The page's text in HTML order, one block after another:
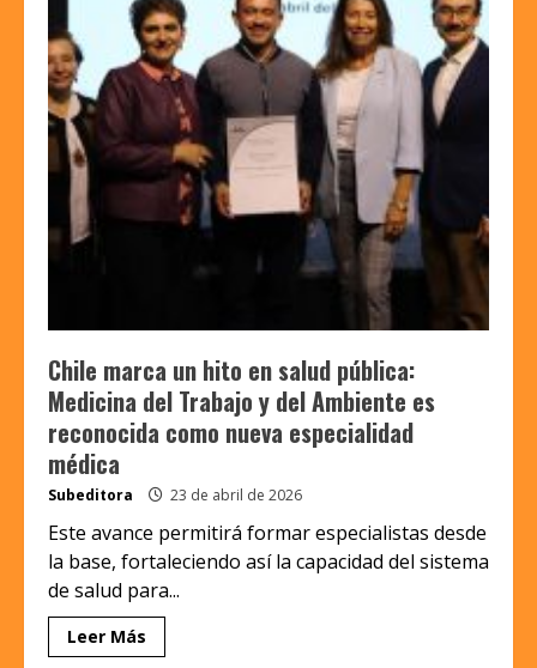
Chile marca un hito en salud pública:
Medicina del Trabajo y del Ambiente es
reconocida como nueva especialidad
médica
Subeditora 23 de abril de 2026
Este avance permitirá formar especialistas desde
la base, fortaleciendo así la capacidad del sistema
de salud para...
Leer Más